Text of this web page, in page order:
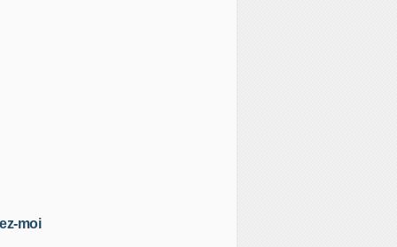
moi